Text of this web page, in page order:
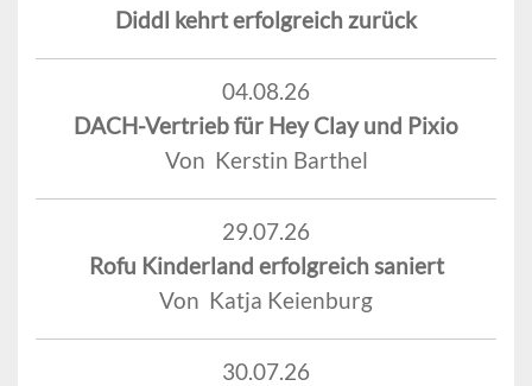
Diddl kehrt erfolgreich zurück
04.08.26
DACH-Vertrieb für Hey Clay und Pixio
Von Kerstin Barthel
29.07.26
Rofu Kinderland erfolgreich saniert
Von Katja Keienburg
30.07.26